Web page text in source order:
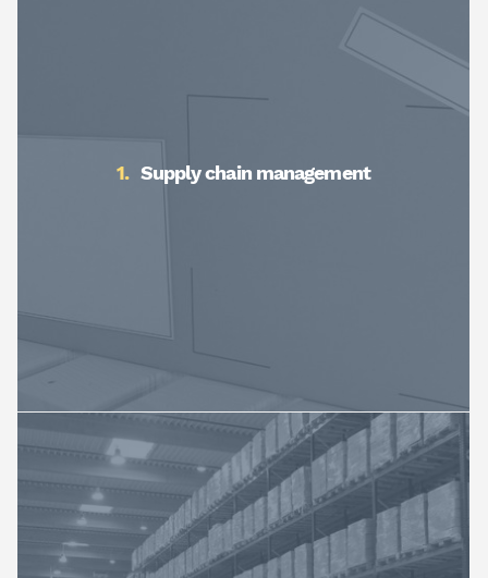
Supply chain management